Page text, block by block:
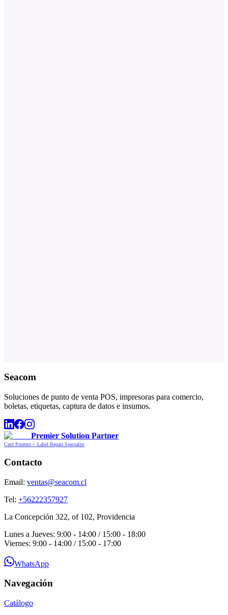
Seacom
Soluciones de punto de venta POS, impresoras para comercio,
boletas, etiquetas, captura de datos e insumos.
Premier Solution Partner
Card Printers + Label Repair Specialist
Contacto
Email: ventas@seacom.cl
Tel: +56222357927
La Concepción 322, of 102, Providencia
Lunes a Jueves: 9:00 - 14:00 / 15:00 - 18:00
Viernes: 9:00 - 14:00 / 15:00 - 17:00
WhatsApp
Navegación
Catálogo